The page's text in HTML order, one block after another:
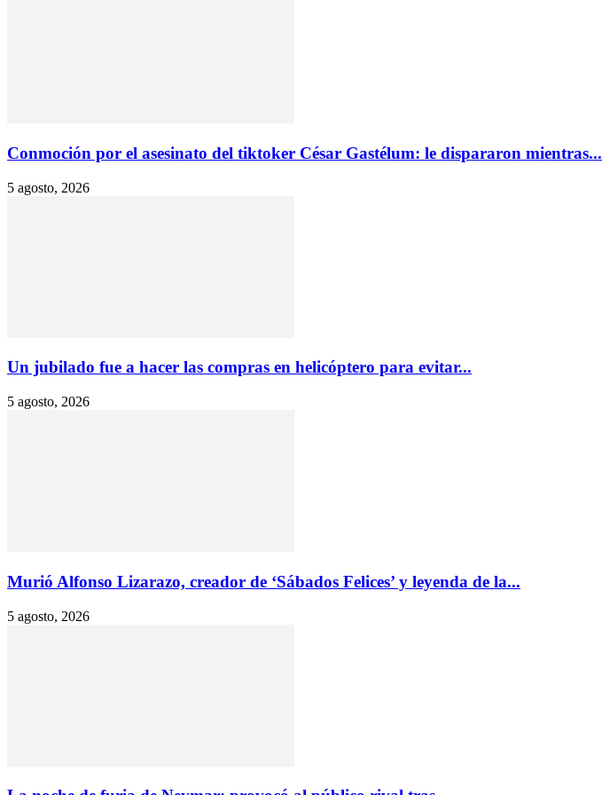
Conmoción por el asesinato del tiktoker César Gastélum: le dispararon mientras...
5 agosto, 2026
Un jubilado fue a hacer las compras en helicóptero para evitar...
5 agosto, 2026
Murió Alfonso Lizarazo, creador de ‘Sábados Felices’ y leyenda de la...
5 agosto, 2026